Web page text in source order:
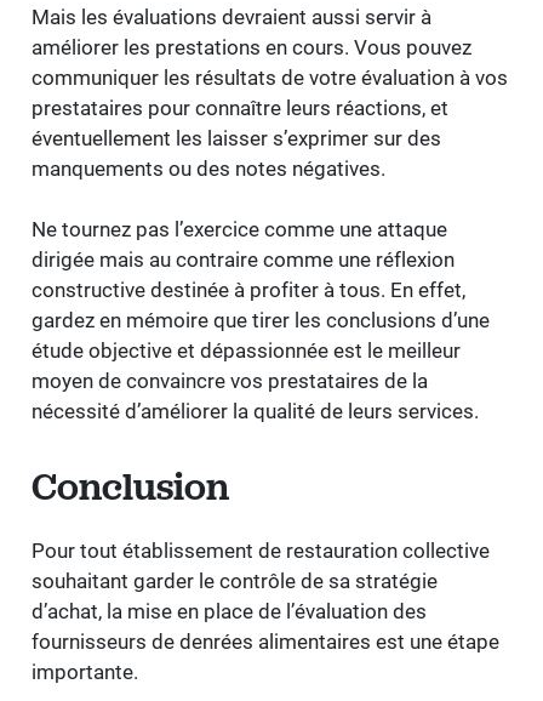
Mais les évaluations devraient aussi servir à
améliorer les prestations en cours. Vous pouvez
communiquer les résultats de votre évaluation à vos
prestataires pour connaître leurs réactions, et
éventuellement les laisser s’exprimer sur des
manquements ou des notes négatives.
Ne tournez pas l’exercice comme une attaque
dirigée mais au contraire comme une réflexion
constructive destinée à profiter à tous. En effet,
gardez en mémoire que tirer les conclusions d’une
étude objective et dépassionnée est le meilleur
moyen de convaincre vos prestataires de la
nécessité d’améliorer la qualité de leurs services.
Conclusion
Pour tout établissement de restauration collective
souhaitant garder le contrôle de sa stratégie
d’achat, la mise en place de l’évaluation des
fournisseurs de denrées alimentaires est une étape
importante.